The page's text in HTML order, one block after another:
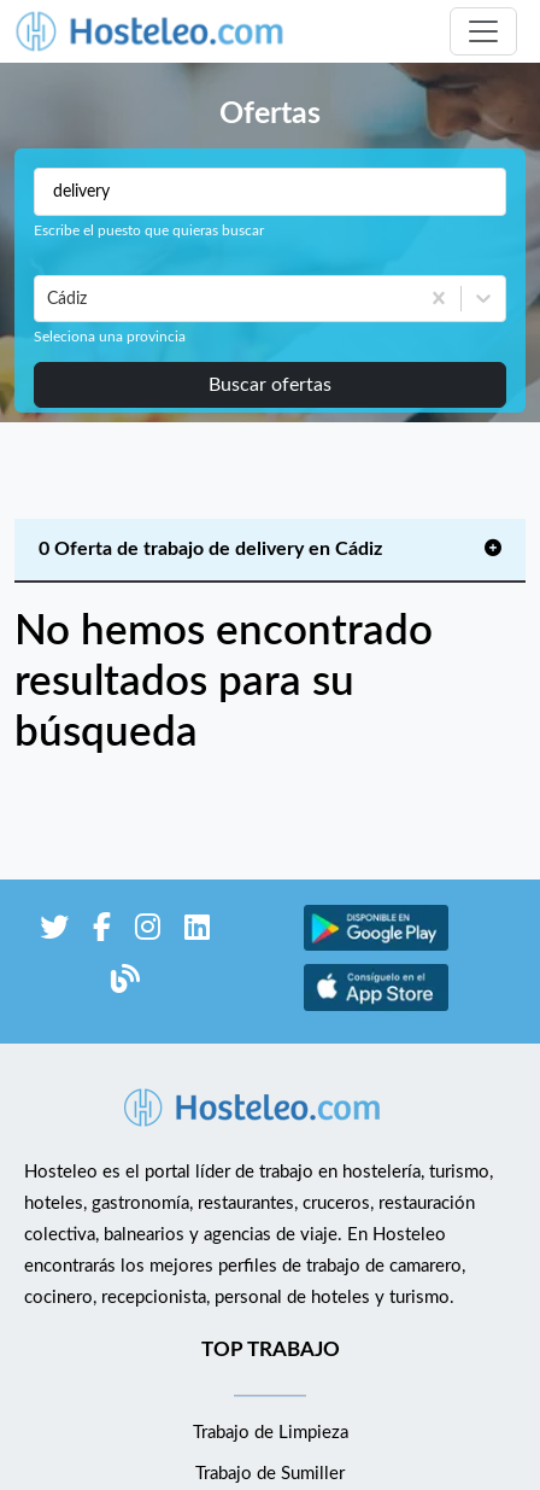
Ofertas
Escribe el puesto que quieras buscar
Cádiz
Seleciona una provincia
Buscar ofertas
0 Oferta de trabajo de delivery en Cádiz
No hemos encontrado
resultados para su
búsqueda
Hosteleo es el portal líder de trabajo en hostelería, turismo,
hoteles, gastronomía, restaurantes, cruceros, restauración
colectiva, balnearios y agencias de viaje. En Hosteleo
encontrarás los mejores perfiles de trabajo de camarero,
cocinero, recepcionista, personal de hoteles y turismo.
TOP TRABAJO
Trabajo de Limpieza
Trabajo de Sumiller